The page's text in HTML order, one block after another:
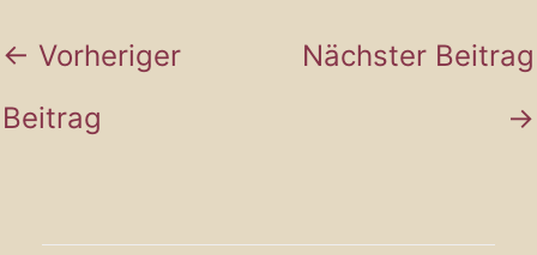
← Vorheriger
Beitrag
Nächster Beitrag
→